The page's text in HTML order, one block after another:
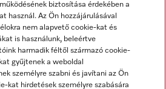
biztosítása érdekében a
használ. Az Ön hozzájárulásával
nem alapvető cookie-kat és
is használunk, beleértve
harmadik féltől származó cookie-
gyűjtenek a weboldal
személyre szabni és javítani az Ön
kat hirdetések személyre szabására